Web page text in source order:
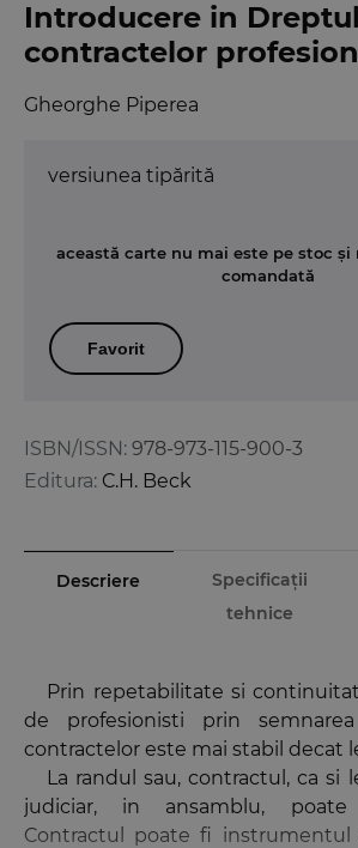
Introducere in Dreptul
contractelor
Gheorghe Piperea
ISBN/ISSN: 978-973-115-900-3
Editura: C.H. Beck
versiunea tipărită
această carte nu mai este pe stoc și
comandată
Favorit
Descriere
Specificații
tehnice
Prin repetabilitate si
de profesionisti prin
contractelor este mai stabil decat
La randul sau, contractul, ca si
judiciar, in ansamblu,
Contractul poate fi instrumentul